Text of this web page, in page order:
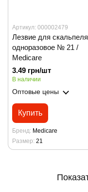
Артикул: 000002479
Лезвие для скальпеля
одноразовое № 21 /
Medicare
3.49 грн/шт
В наличии
Оптовые цены
Купить
Бренд Medicare
Размер 21